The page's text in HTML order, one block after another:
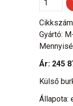
Gyártó:
Ár: 245
Külső
Állapota: